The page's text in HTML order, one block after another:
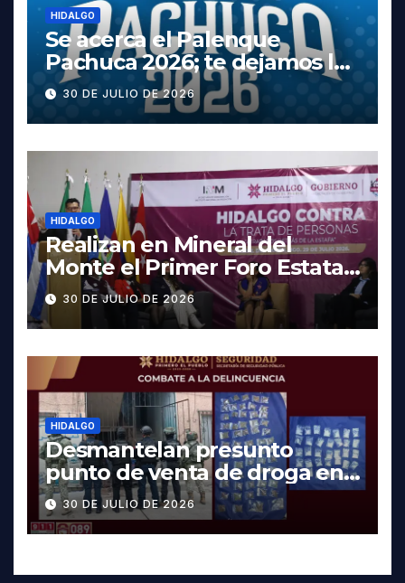
HIDALGO
Se acerca el Palenque
Pachuca 2026; te dejamos la
cartelera completa, las
fechas y los precios
30 DE JULIO DE 2026
HIDALGO
Realizan en Mineral del
Monte el Primer Foro Estatal
contra la Trata de Personas
30 DE JULIO DE 2026
HIDALGO
Desmantelan presunto
punto de venta de droga en
Pachuca; hay dos detenidos
30 DE JULIO DE 2026